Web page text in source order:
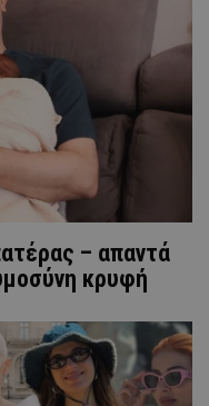
– απαντά
κρυφή